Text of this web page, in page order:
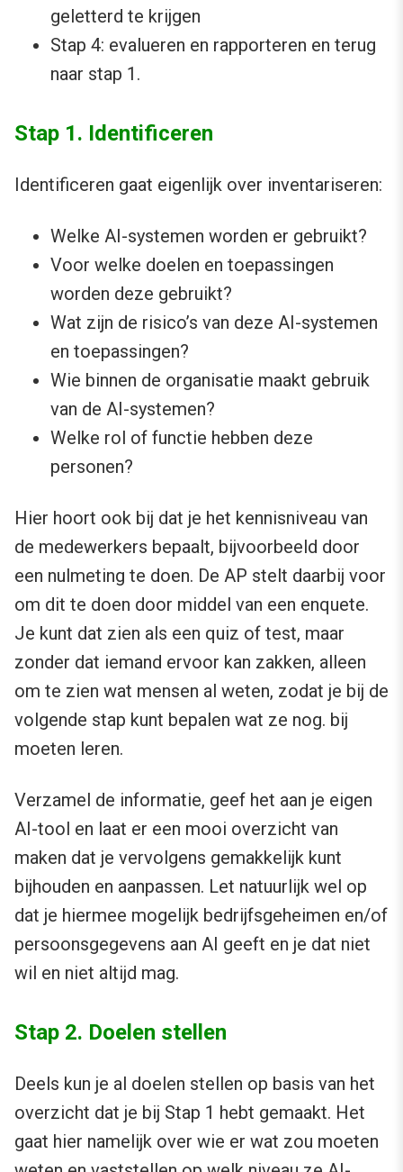
geletterd te krijgen
Stap 4: evalueren en rapporteren en terug
naar stap 1.
Stap 1. Identificeren
Identificeren gaat eigenlijk over inventariseren:
Welke AI-systemen worden er gebruikt?
Voor welke doelen en toepassingen
worden deze gebruikt?
Wat zijn de risico’s van deze AI-systemen
en toepassingen?
Wie binnen de organisatie maakt gebruik
van de AI-systemen?
Welke rol of functie hebben deze
personen?
Hier hoort ook bij dat je het kennisniveau van
de medewerkers bepaalt, bijvoorbeeld door
een nulmeting te doen. De AP stelt daarbij voor
om dit te doen door middel van een enquete.
Je kunt dat zien als een quiz of test, maar
zonder dat iemand ervoor kan zakken, alleen
om te zien wat mensen al weten, zodat je bij de
volgende stap kunt bepalen wat ze nog. bij
moeten leren.
Verzamel de informatie, geef het aan je eigen
AI-tool en laat er een mooi overzicht van
maken dat je vervolgens gemakkelijk kunt
bijhouden en aanpassen. Let natuurlijk wel op
dat je hiermee mogelijk bedrijfsgeheimen en/of
persoonsgegevens aan AI geeft en je dat niet
wil en niet altijd mag.
Stap 2. Doelen stellen
Deels kun je al doelen stellen op basis van het
overzicht dat je bij Stap 1 hebt gemaakt. Het
gaat hier namelijk over wie er wat zou moeten